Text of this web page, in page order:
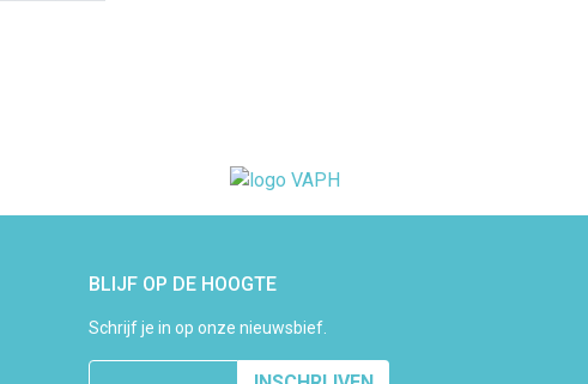
BLIJF OP DE HOOGTE
Schrijf je in op onze nieuwsbief.